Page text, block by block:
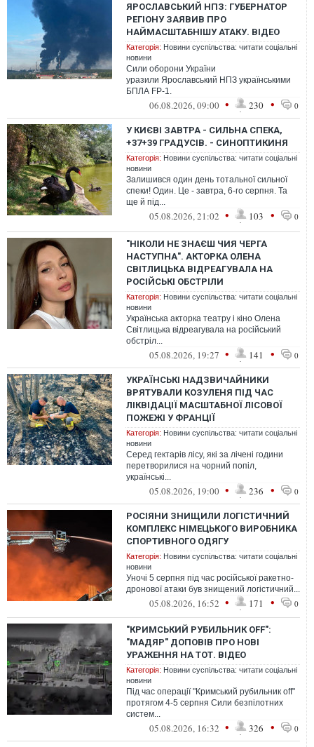
ЯРОСЛАВСЬКИЙ НПЗ: ГУБЕРНАТОР
РЕГІОНУ ЗАЯВИВ ПРО
НАЙМАСШТАБНІШУ АТАКУ. ВІДЕО
Категорія: Новини суспільства: читати соціальні
новини
Сили оборони України
уразили Ярославський НПЗ українськими
БПЛА FP-1.
06.08.2026, 09:00 • 230 • 0
У КИЄВІ ЗАВТРА - СИЛЬНА СПЕКА,
+37+39 ГРАДУСІВ. - СИНОПТИКИНЯ
Категорія: Новини суспільства: читати соціальні
новини
Залишився один день тотальної сильної
спеки! Один. Це - завтра, 6-го серпня. Та
ще й під...
05.08.2026, 21:02 • 103 • 0
"НІКОЛИ НЕ ЗНАЄШ ЧИЯ ЧЕРГА
НАСТУПНА". АКТОРКА ОЛЕНА
СВІТЛИЦЬКА ВІДРЕАГУВАЛА НА
РОСІЙСЬКІ ОБСТРІЛИ
Категорія: Новини суспільства: читати соціальні
новини
Українська акторка театру і кіно Олена
Світлицька відреагувала на російський
обстріл...
05.08.2026, 19:27 • 141 • 0
УКРАЇНСЬКІ НАДЗВИЧАЙНИКИ
ВРЯТУВАЛИ КОЗУЛЕНЯ ПІД ЧАС
ЛІКВІДАЦІЇ МАСШТАБНОЇ ЛІСОВОЇ
ПОЖЕЖІ У ФРАНЦІЇ
Категорія: Новини суспільства: читати соціальні
новини
Серед гектарів лісу, які за лічені години
перетворилися на чорний попіл,
українські...
05.08.2026, 19:00 • 236 • 0
РОСІЯНИ ЗНИЩИЛИ ЛОГІСТИЧНИЙ
КОМПЛЕКС НІМЕЦЬКОГО ВИРОБНИКА
СПОРТИВНОГО ОДЯГУ
Категорія: Новини суспільства: читати соціальні
новини
Уночі 5 серпня під час російської ракетно-
дронової атаки був знищений логістичний...
05.08.2026, 16:52 • 171 • 0
"КРИМСЬКИЙ РУБИЛЬНИК OFF":
"МАДЯР" ДОПОВІВ ПРО НОВІ
УРАЖЕННЯ НА ТОТ. ВІДЕО
Категорія: Новини суспільства: читати соціальні
новини
Під час операції "Кримський рубильник off"
протягом 4-5 серпня Сили безпілотних
систем...
05.08.2026, 16:32 • 326 • 0